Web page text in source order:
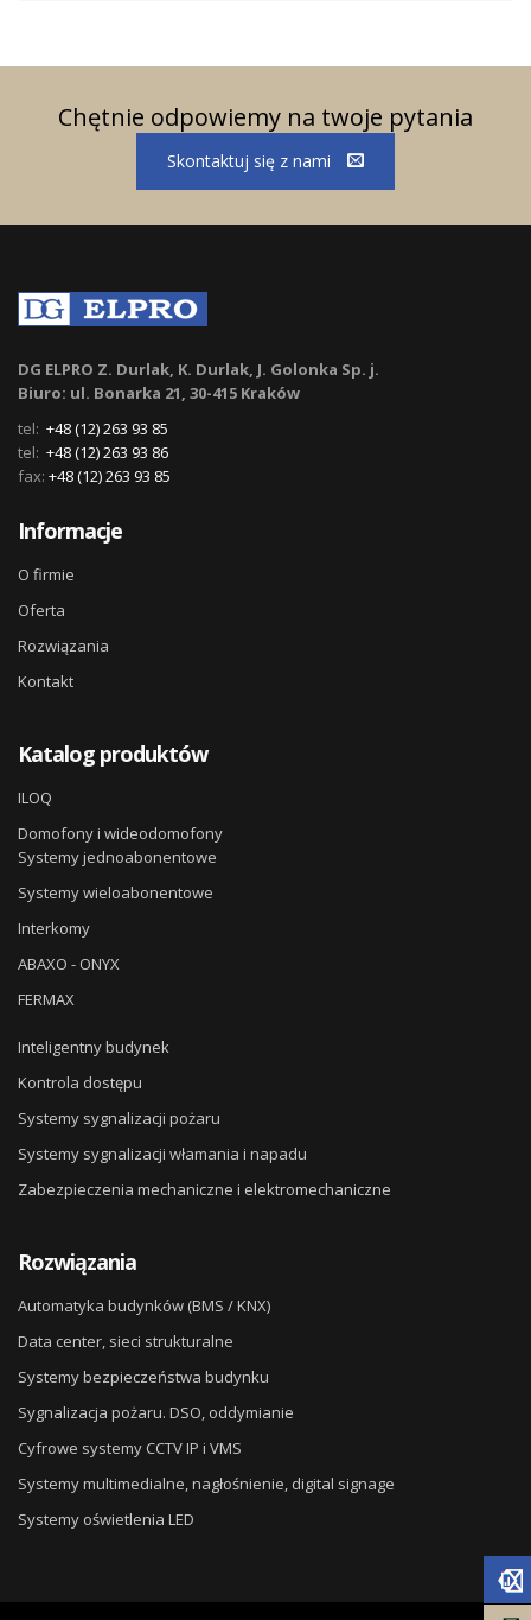
Chętnie odpowiemy na twoje pytania
Skontaktuj się z nami
DG ELPRO Z. Durlak, K. Durlak, J. Golonka Sp. j.
Biuro: ul. Bonarka 21, 30-415 Kraków
tel: +48 (12) 263 93 85
tel: +48 (12) 263 93 86
fax: +48 (12) 263 93 85
Informacje
O firmie
Oferta
Rozwiązania
Kontakt
Katalog produktów
ILOQ
Domofony i wideodomofony
Systemy jednoabonentowe
Systemy wieloabonentowe
Interkomy
ABAXO - ONYX
FERMAX
Inteligentny budynek
Kontrola dostępu
Systemy sygnalizacji pożaru
Systemy sygnalizacji włamania i napadu
Zabezpieczenia mechaniczne i elektromechaniczne
Rozwiązania
Automatyka budynków (BMS / KNX)
Data center, sieci strukturalne
Systemy bezpieczeństwa budynku
Sygnalizacja pożaru. DSO, oddymianie
Cyfrowe systemy CCTV IP i VMS
Systemy multimedialne, nagłośnienie, digital signage
Systemy oświetlenia LED